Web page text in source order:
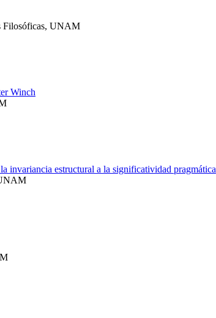
Filosóficas, UNAM
Winch
invariancia estructural a la significatividad pragmática